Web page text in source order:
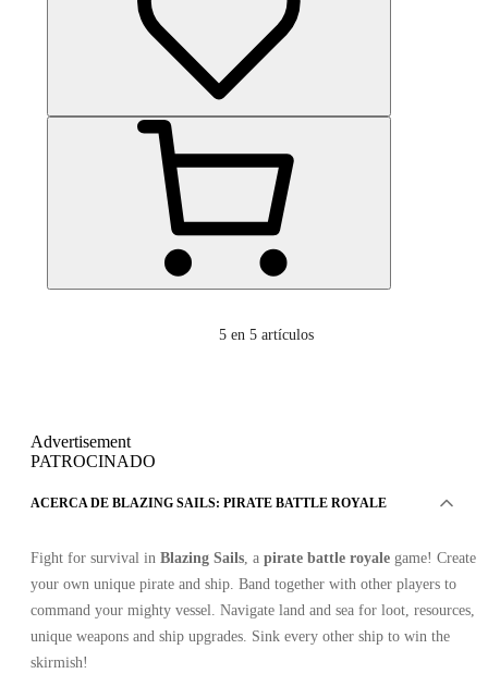
5 en 5 artículos
Advertisement
PATROCINADO
ACERCA DE BLAZING SAILS: PIRATE BATTLE ROYALE
Fight for survival in Blazing Sails , a pirate battle royale game! Create
your own unique pirate and ship. Band together with other players to
command your mighty vessel. Navigate land and sea for loot, resources,
unique weapons and ship upgrades. Sink every other ship to win the
skirmish!